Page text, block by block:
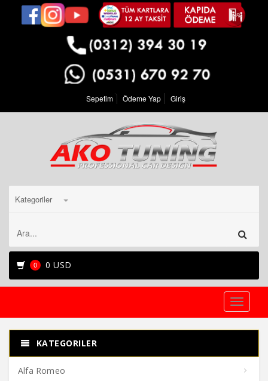
Sepetim Ödeme Yap Giriş
Kategoriler
0 0 USD
Toggle
KATEGORILER
Alfa Romeo